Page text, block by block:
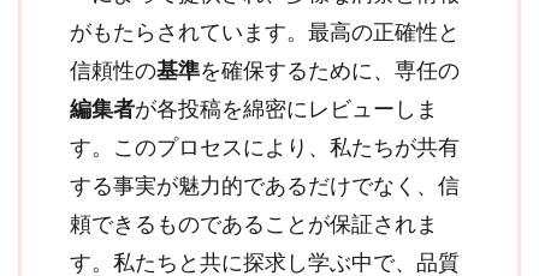
がもたらされています。最高の正確性と
信頼性の基準を確保するために、専任の
編集者が各投稿を綿密にレビューしま
す。このプロセスにより、私たちが共有
する事実が魅力的であるだけでなく、信
頼できるものであることが保証されま
す。私たちと共に探求し学ぶ中で、品質